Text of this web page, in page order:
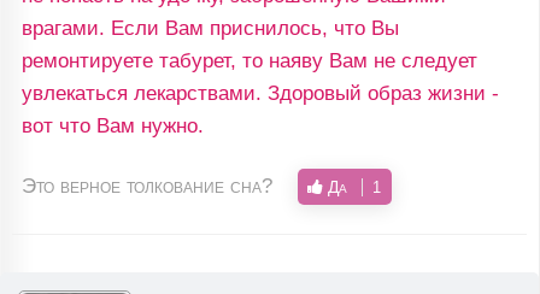
врагами. Если Вам приснилось, что Вы
ремонтируете табурет, то наяву Вам не следует
увлекаться лекарствами. Здоровый образ жизни -
вот что Вам нужно.
Это верное толкование сна? Да 1